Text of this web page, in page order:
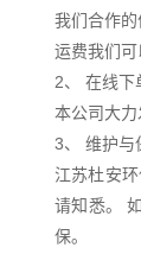
我们合作
运费我们
2、 在线下
本公司大
3、 维护与
江苏杜安
请知悉。
保。